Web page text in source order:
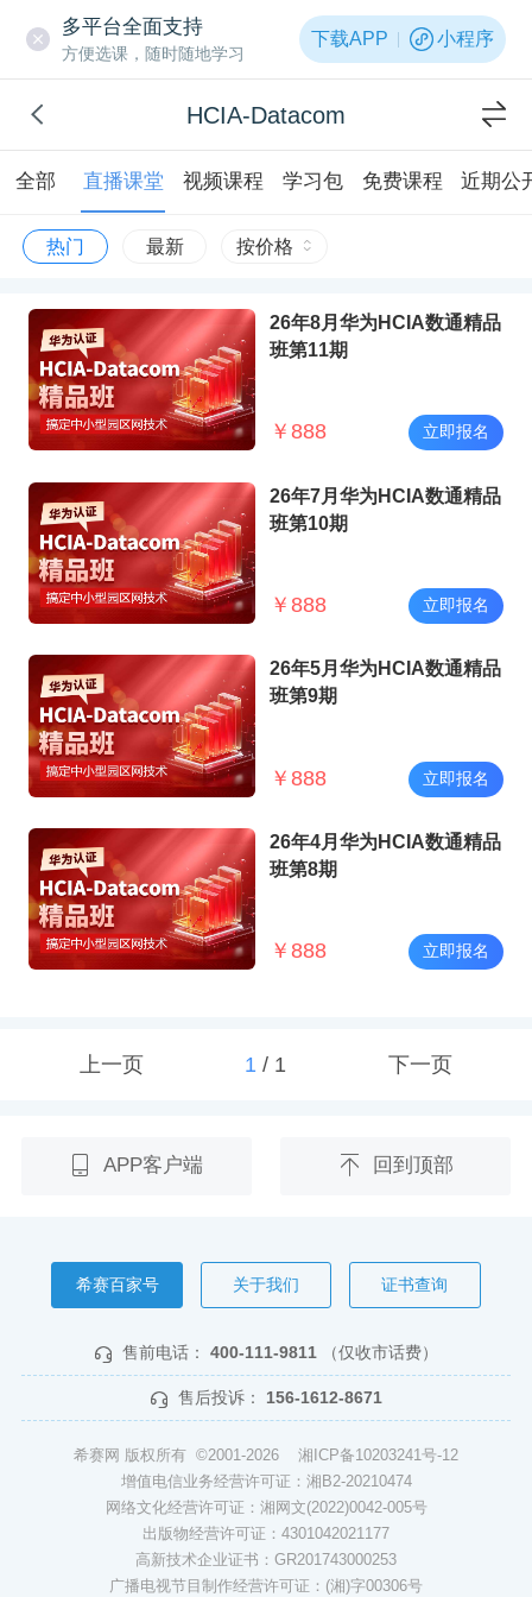
多平台全面支持
方便选课，随时随地学习
下载APP 小程序
HCIA-Datacom
全部 直播课堂 视频课程 学习包 免费课程 近期公
热门 最新 按价格
26年8月华为HCIA数通精品
班第11期
￥ 888 立即报名
26年7月华为HCIA数通精品
班第10期
￥ 888 立即报名
26年5月华为HCIA数通精品
班第9期
￥ 888 立即报名
26年4月华为HCIA数通精品
班第8期
￥ 888 立即报名
上一页 1/ 1 下一页
APP客户端 回到顶部
希赛百家号 关于我们 证书查询
售前电话： 400-111-9811 （仅收市话费）
售后投诉： 156-1612-8671
希赛网 版权所有 ©2001-2026 湘ICP备10203241号-12
增值电信业务经营许可证：湘B2-20210474
网络文化经营许可证：湘网文(2022)0042-005号
出版物经营许可证：4301042021177
高新技术企业证书：GR201743000253
广播电视节目制作经营许可证：(湘)字00306号